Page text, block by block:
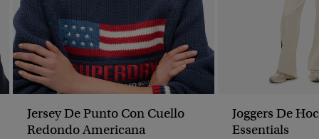
Jersey De Punto Con Cuello
Redondo Americana
Joggers De
Essentials